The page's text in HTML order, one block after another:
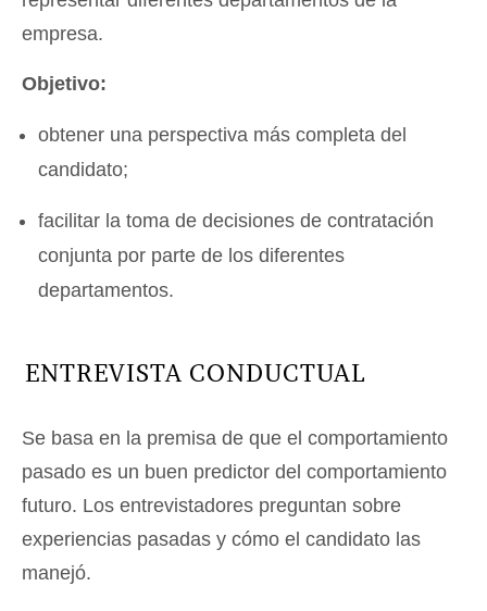
empresa.
Objetivo:
obtener una perspectiva más completa del
candidato;
facilitar la toma de decisiones de contratación
conjunta por parte de los diferentes
departamentos.
ENTREVISTA CONDUCTUAL
Se basa en la premisa de que el comportamiento
pasado es un buen predictor del comportamiento
futuro. Los entrevistadores preguntan sobre
experiencias pasadas y cómo el candidato las
manejó.